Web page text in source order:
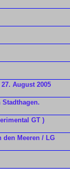
August 2005
Stadthagen.
GT )
Meeren / LG